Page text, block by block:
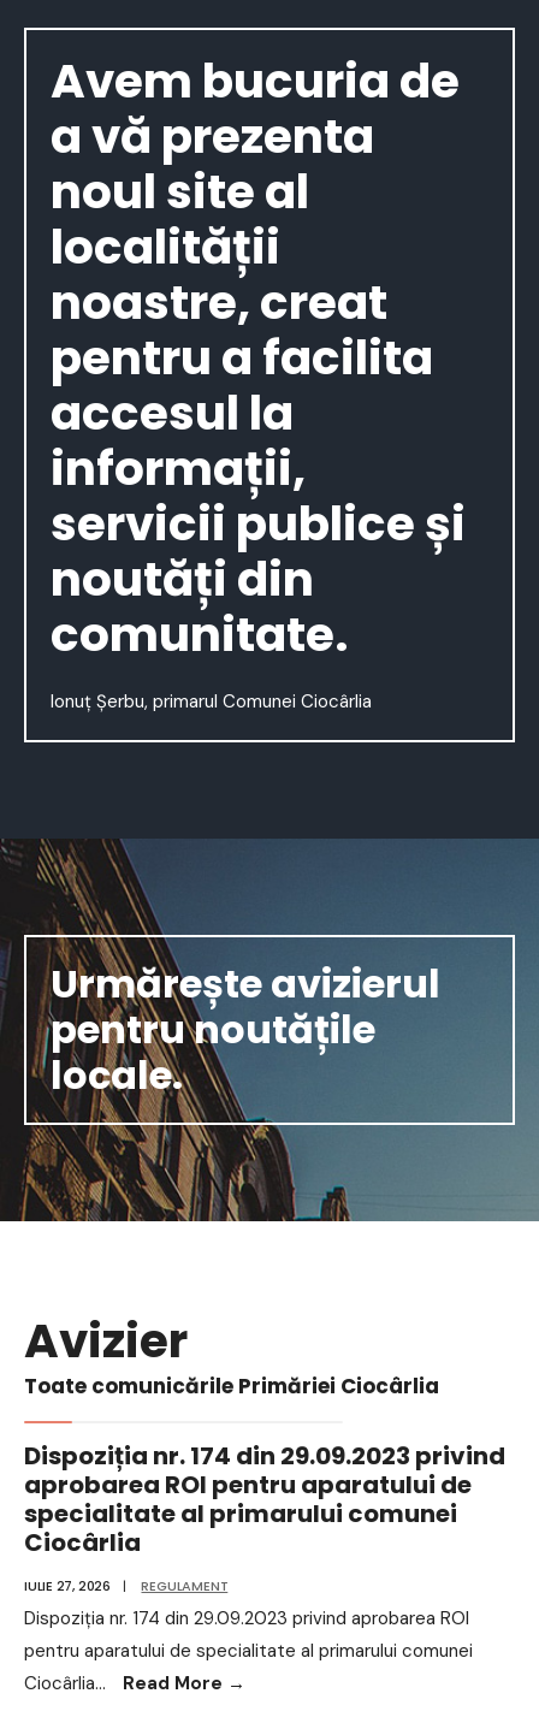
Avem bucuria de
a vă prezenta
noul site al
localității
noastre, creat
pentru a facilita
accesul la
informații,
servicii publice și
noutăți din
comunitate.
Ionuț Șerbu, primarul Comunei Ciocârlia
Urmărește avizierul
pentru noutățile
locale.
Avizier
Toate comunicările Primăriei Ciocârlia
Dispoziția nr. 174 din 29.09.2023 privind
aprobarea ROI pentru aparatului de
specialitate al primarului comunei
Ciocârlia
IULIE 27, 2026 | REGULAMENT
Dispoziția nr. 174 din 29.09.2023 privind aprobarea ROI
pentru aparatului de specialitate al primarului comunei
Ciocârlia... Read More →